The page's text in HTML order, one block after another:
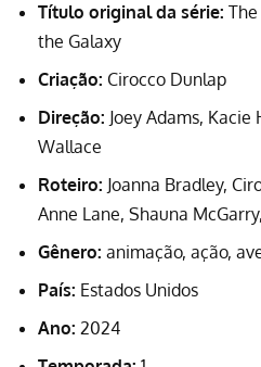
Título original da série:
the Galaxy
Criação: Cirocco Dunlap
Direção: Joey Adams,
Wallace
Roteiro: Joanna Bradley,
Anne Lane, Shauna
Gênero: animação, ação,
País: Estados Unidos
Ano: 2024